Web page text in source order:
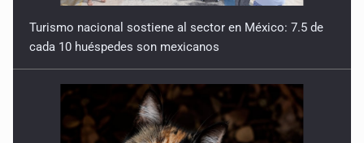
Turismo nacional sostiene al sector en México: 7.5 de
cada 10 huéspedes son mexicanos